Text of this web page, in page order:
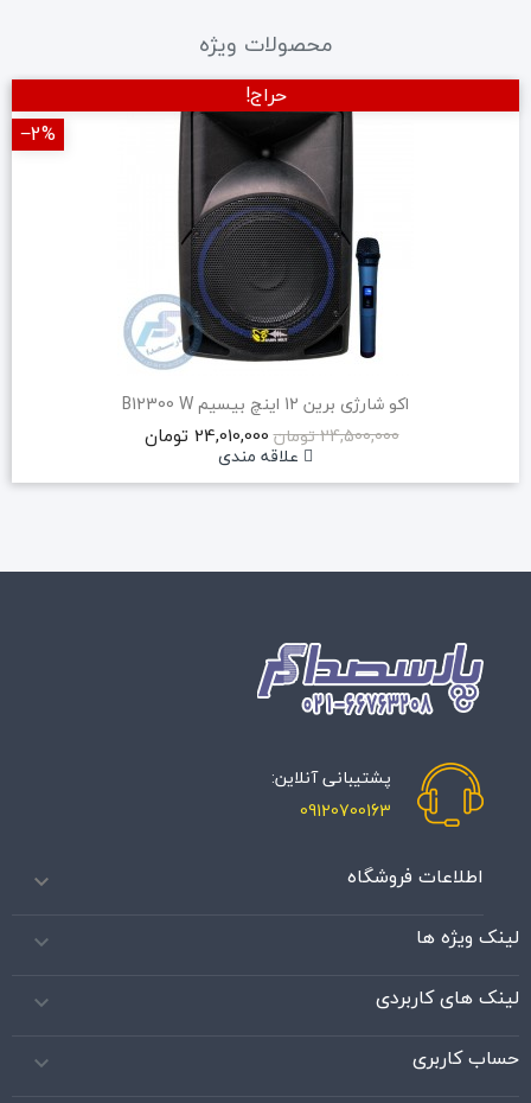
محصولات ویژه
اکو شارژی برین 12 اینچ بیسیم B12300 W
24,500,000 تومان
24,010,000 تومان
علاقه مندی
حراج!
‎−2%
پشتیبانی آنلاین:
09120700163
اطلاعات فروشگاه 
لینک ویژه ها 
لینک های کاربردی 
حساب کاربری 